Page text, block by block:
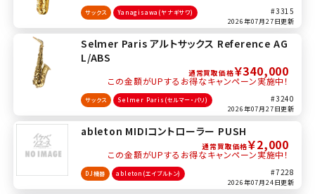
#3315
サックス Yanagisawa(ヤナギサワ)
2026年07月27日更新
Selmer Paris アルトサックス Reference AG
L/ABS
#3240
通常買取価格￥340,000
この金額がUPするお得なキャンペーン実施中！
サックス Selmer Paris(セルマー・パリ)
2026年07月27日更新
ableton MIDIコントローラー PUSH
#7228
通常買取価格￥2,000
この金額がUPするお得なキャンペーン実施中！
DJ機器 ableton(エイブルトン)
2026年07月24日更新